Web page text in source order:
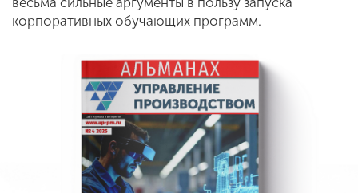
корпоративных обучающих программ.